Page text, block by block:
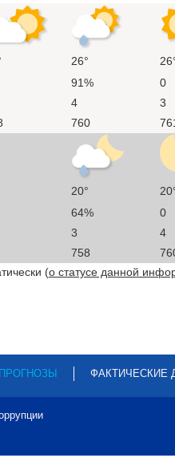
26°
91% 0
4 3
760
20°
64% 0
3 4
758
(о статусе данной
ПРОГНОЗЫ ФАКТИЧЕСКИЕ